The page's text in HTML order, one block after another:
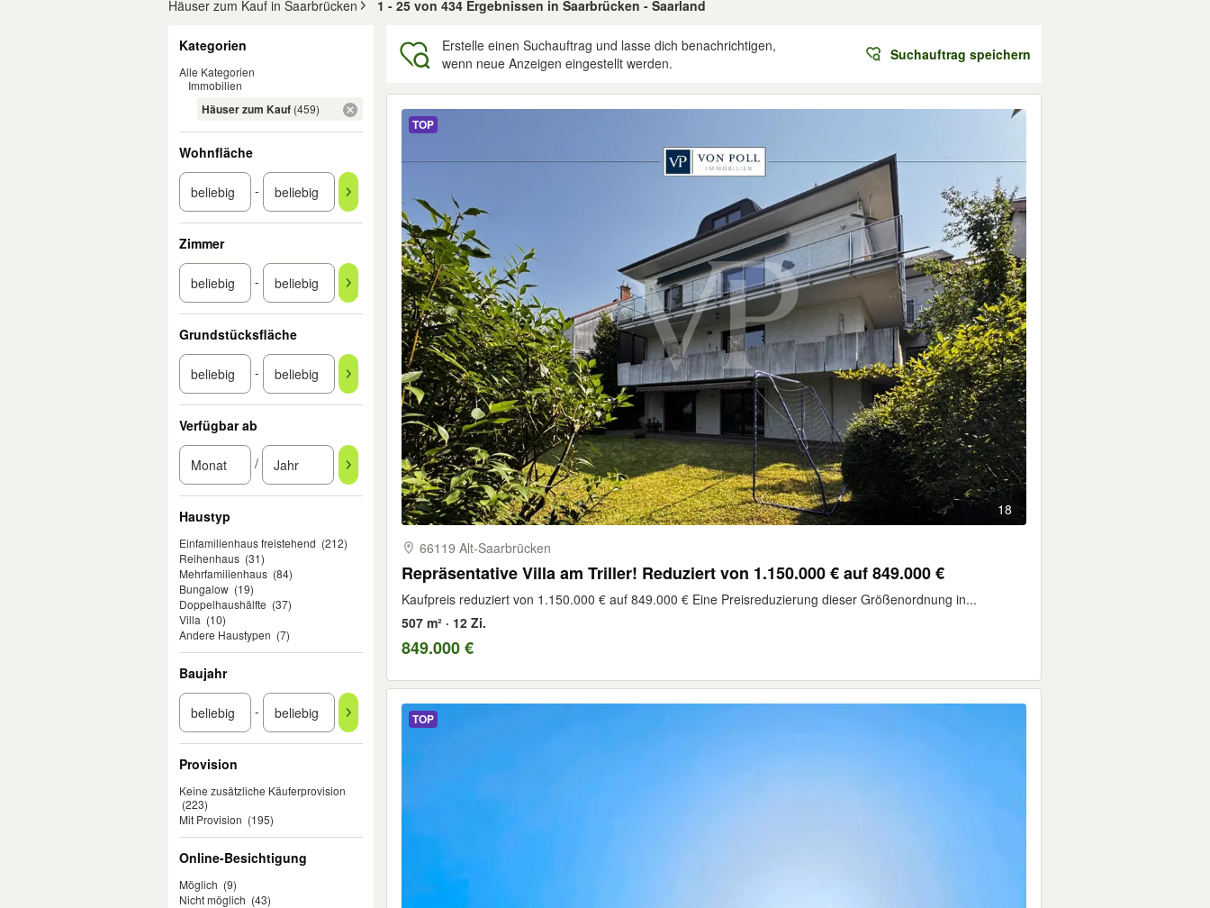
Häuser zum Kauf in Saarbrücken
1 - 25 von 434 Ergebnissen in Saarbrücken - Saarland
Kategorien
Alle Kategorien
Immobilien
Häuser zum Kauf (459)
Wohnfläche
-
Zimmer
-
Grundstücksfläche
-
Verfügbar ab
/
Haustyp
Einfamilienhaus freistehend (212)
Reihenhaus (31)
Mehrfamilienhaus (84)
Bungalow (19)
Doppelhaushälfte (37)
Villa (10)
Andere Haustypen (7)
Baujahr
-
Provision
Keine zusätzliche Käuferprovision
(223)
Mit Provision (195)
Online-Besichtigung
Möglich (9)
Nicht möglich (43)
Erstelle einen Suchauftrag und lasse dich benachrichtigen,
wenn neue Anzeigen eingestellt werden.
Suchauftrag speichern
18
TOP
66119 Alt-​Saarbrücken
Repräsentative Villa am Triller! Reduziert von 1.150.000 € auf 849.000 €
Kaufpreis reduziert von 1.150.000 € auf 849.000 € Eine Preisreduzierung dieser Größenordnung in...
507 m² · 12 Zi.
849.000 €
TOP